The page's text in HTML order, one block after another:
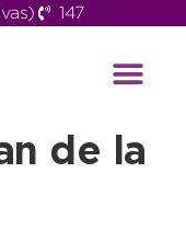
147
de la